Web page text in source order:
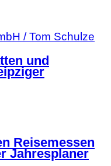
und
Reisemessen
Jahresplaner